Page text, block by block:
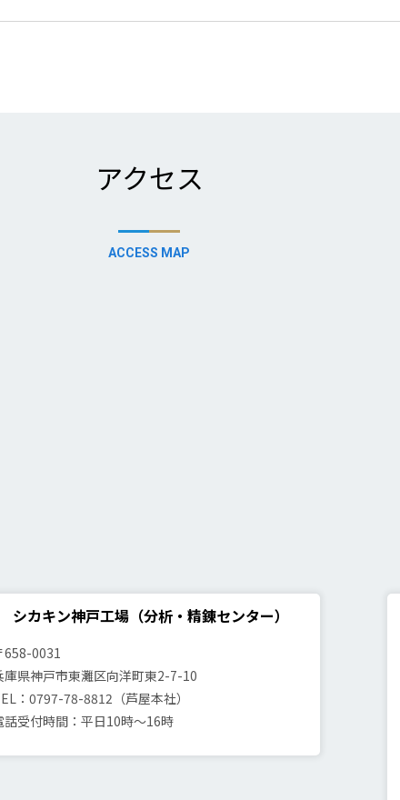
アクセス
ACCESS MAP
シカキン神戸工場（分析・精錬センター）
658-0031
庫県神戸市東灘区向洋町東2-7-10
：0797-78-8812（芦屋本社）
話受付時間：平日10時～16時